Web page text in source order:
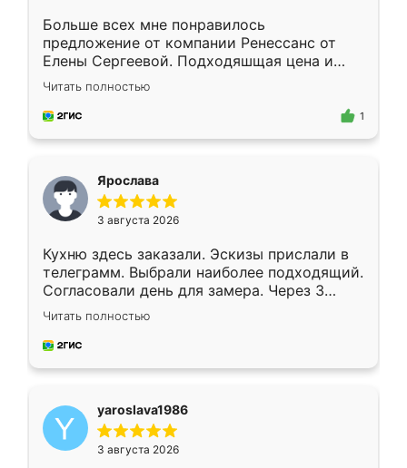
Больше всех мне понравилось
предложение от компании Ренессанс от
Елены Сергеевой. Подходяшщая цена и
короткие сроки изготовления. Приехавший
для замера сотрудник Владислав
предложил по моему эскизу самый
Читать полностью
1
Ярослава
3 августа 2026
Кухню здесь заказали. Эскизы прислали в
телеграмм. Выбрали наиболее подходящий.
Согласовали день для замера. Через 3
недели кухня была уже готова. Остались
довольны работой. Спасибо Ренессанс
мебель за качественную работу!
Читать полностью
yaroslava1986
3 августа 2026